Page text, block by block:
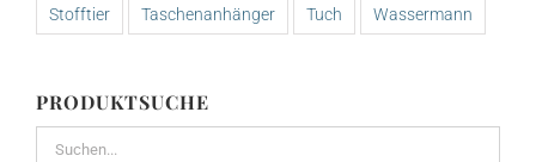
Stofftier Taschenanhänger Tuch Wassermann
PRODUKTSUCHE